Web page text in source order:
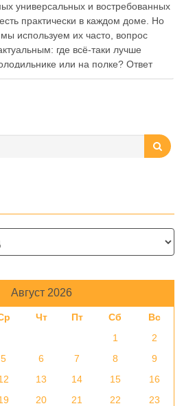
универсальных и востребованных
практически в каждом доме. Но
используем их часто, вопрос
где всё-таки лучше
или на полке? Ответ
факторов, включая температуру
Август 2026
Чт Пт Сб
Вс
1
2
5 6 7 8
9
13 14 15
16
20 21 22
23